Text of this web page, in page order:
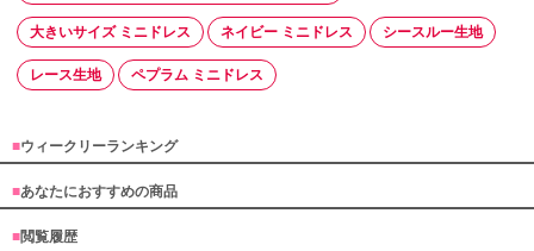
大きいサイズ ミニドレス ネイビー ミニドレス シースルー生地
レース生地 ペプラム ミニドレス
■ウィークリーランキング
■あなたにおすすめの商品
■閲覧履歴